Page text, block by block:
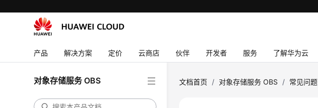
产品 解决方案 定价 云商店 伙伴 开发者 服务 了解华为云
对象存储服务 OBS 文档首页 / 对象存储服务 OBS / 常见问题